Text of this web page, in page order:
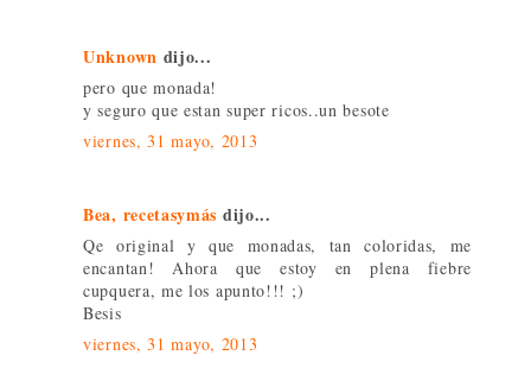
Unknown dijo...
pero que monada!
y seguro que estan super ricos..un besote
viernes, 31 mayo, 2013
Bea, recetasymás dijo...
Qe original y que monadas, tan coloridas, me
encantan! Ahora que estoy en plena fiebre
cupquera, me los apunto!!! ;)
Besis
viernes, 31 mayo, 2013